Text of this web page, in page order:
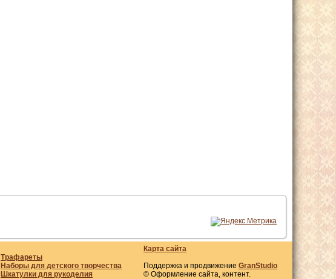
Трафареты
Наборы для детского творчества
Шкатулки для рукоделия
Карта сайта
Поддержка и продвижение GranStudio
© Оформление сайта, контент.